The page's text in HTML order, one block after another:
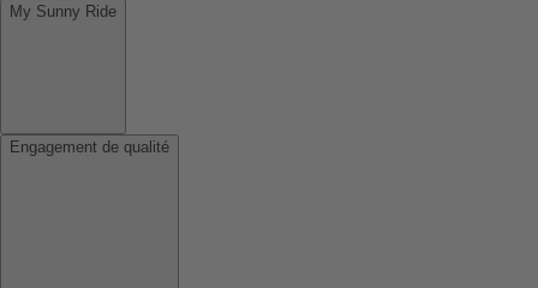
My Sunny Ride
Engagement de qualité